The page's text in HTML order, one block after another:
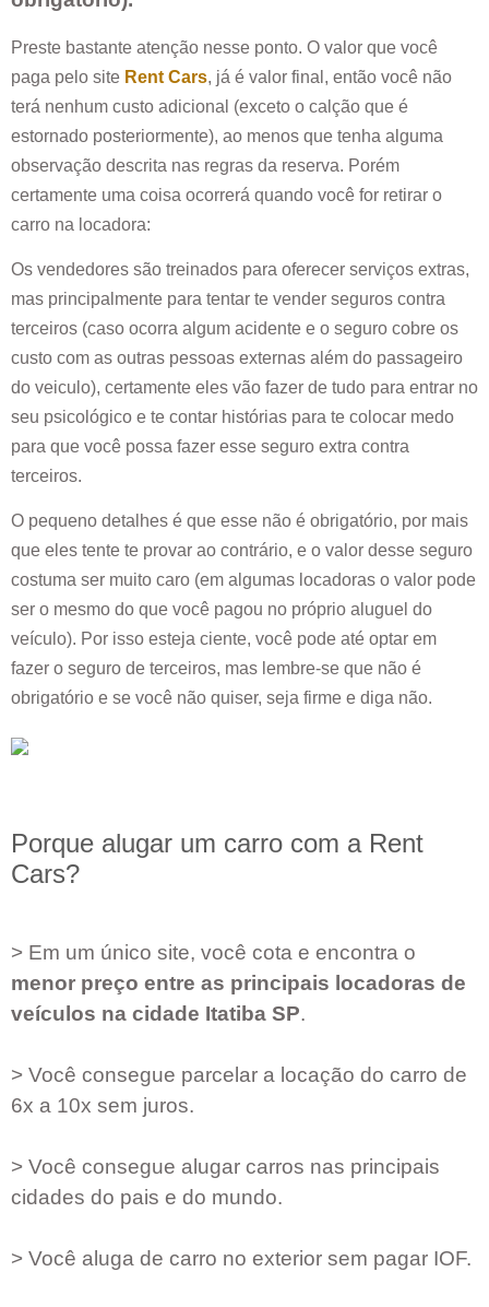
Preste bastante atenção nesse ponto. O valor que você
paga pelo site Rent Cars, já é valor final, então você não
terá nenhum custo adicional (exceto o calção que é
estornado posteriormente), ao menos que tenha alguma
observação descrita nas regras da reserva. Porém
certamente uma coisa ocorrerá quando você for retirar o
carro na locadora:
Os vendedores são treinados para oferecer serviços extras,
mas principalmente para tentar te vender seguros contra
terceiros (caso ocorra algum acidente e o seguro cobre os
custo com as outras pessoas externas além do passageiro
do veiculo), certamente eles vão fazer de tudo para entrar no
seu psicológico e te contar histórias para te colocar medo
para que você possa fazer esse seguro extra contra
terceiros.
O pequeno detalhes é que esse não é obrigatório, por mais
que eles tente te provar ao contrário, e o valor desse seguro
costuma ser muito caro (em algumas locadoras o valor pode
ser o mesmo do que você pagou no próprio aluguel do
veículo). Por isso esteja ciente, você pode até optar em
fazer o seguro de terceiros, mas lembre-se que não é
obrigatório e se você não quiser, seja firme e diga não.
Porque alugar um carro com a Rent
Cars?
> Em um único site, você cota e encontra o
menor preço entre as principais locadoras de
veículos na cidade Itatiba SP.
> Você consegue parcelar a locação do carro de
6x a 10x sem juros.
> Você consegue alugar carros nas principais
cidades do pais e do mundo.
> Você aluga de carro no exterior sem pagar IOF.